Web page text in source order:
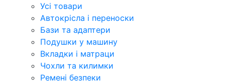
Усі товари
Автокрісла і переноски
Бази та адаптери
Подушки у машину
Вкладки і матраци
Чохли та килимки
Ремені безпеки